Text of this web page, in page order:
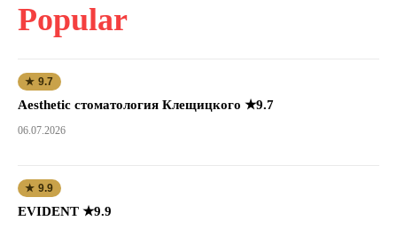
Popular
★ 9.7
Aesthetic стоматология Клещицкого ★9.7
06.07.2026
★ 9.9
EVIDENT ★9.9